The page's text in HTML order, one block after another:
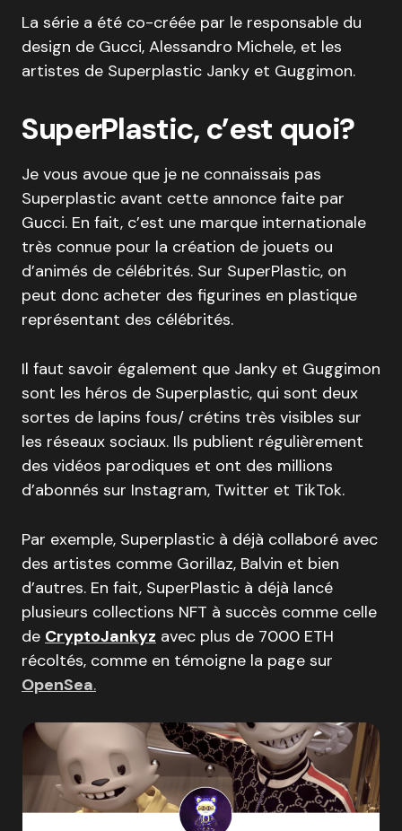
La série a été co-créée par le responsable du
design de Gucci, Alessandro Michele, et les
artistes de Superplastic Janky et Guggimon.
SuperPlastic, c’est quoi?
Je vous avoue que je ne connaissais pas
Superplastic avant cette annonce faite par
Gucci. En fait, c’est une marque internationale
très connue pour la création de jouets ou
d’animés de célébrités. Sur SuperPlastic, on
peut donc acheter des figurines en plastique
représentant des célébrités.
Il faut savoir également que Janky et Guggimon
sont les héros de Superplastic, qui sont deux
sortes de lapins fous/ crétins très visibles sur
les réseaux sociaux. Ils publient régulièrement
des vidéos parodiques et ont des millions
d’abonnés sur Instagram, Twitter et TikTok.
Par exemple, Superplastic à déjà collaboré avec
des artistes comme Gorillaz, Balvin et bien
d’autres. En fait, SuperPlastic à déjà lancé
plusieurs collections NFT à succès comme celle
de CryptoJankyz avec plus de 7000 ETH
récoltés, comme en témoigne la page sur
OpenSea.